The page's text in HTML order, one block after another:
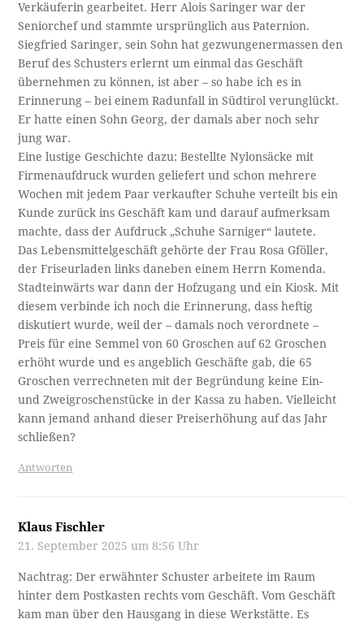
Verkäuferin gearbeitet. Herr Alois Saringer war der
Seniorchef und stammte ursprünglich aus Paternion.
Siegfried Saringer, sein Sohn hat gezwungenermassen den
Beruf des Schusters erlernt um einmal das Geschäft
übernehmen zu können, ist aber – so habe ich es in
Erinnerung – bei einem Radunfall in Südtirol verunglückt.
Er hatte einen Sohn Georg, der damals aber noch sehr
jung war.
Eine lustige Geschichte dazu: Bestellte Nylonsäcke mit
Firmenaufdruck wurden geliefert und schon mehrere
Wochen mit jedem Paar verkaufter Schuhe verteilt bis ein
Kunde zurück ins Geschäft kam und darauf aufmerksam
machte, dass der Aufdruck „Schuhe Sarniger“ lautete.
Das Lebensmittelgeschäft gehörte der Frau Rosa Gföller,
der Friseurladen links daneben einem Herrn Komenda.
Stadteinwärts war dann der Hofzugang und ein Kiosk. Mit
diesem verbinde ich noch die Erinnerung, dass heftig
diskutiert wurde, weil der – damals noch verordnete –
Preis für eine Semmel von 60 Groschen auf 62 Groschen
erhöht wurde und es angeblich Geschäfte gab, die 65
Groschen verrechneten mit der Begründung keine Ein-
und Zweigroschenstücke in der Kassa zu haben. Vielleicht
kann jemand anhand dieser Preiserhöhung auf das Jahr
schließen?
Antworten
Klaus Fischler
21. September 2025 um 8:56 Uhr
Nachtrag: Der erwähnter Schuster arbeitete im Raum
hinter dem Postkasten rechts vom Geschäft. Vom Geschäft
kam man über den Hausgang in diese Werkstätte. Es